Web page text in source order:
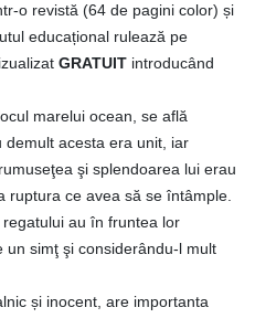
o revistă (64 de pagini color) și
educațional rulează pe
GRATUIT introducând
marelui ocean, se află
demult acesta era unit, iar
şi splendoarea lui erau
ruptura ce avea să se întâmple.
au în fruntea lor
un simţ şi considerându-l mult
și inocent, are importanta